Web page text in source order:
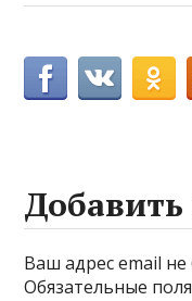
Ваш адрес email не
Обязательные